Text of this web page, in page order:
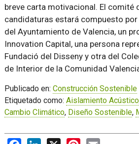
breve carta motivacional. El comité
candidaturas estará compuesto
del Ayuntamiento de Valencia, un
Innovation Capital, una persona
Fundació del Disseny y otra del
de Interior de la Comunidad
Publicado en: Construcción Sostenible
Etiquetado como: Aislamiento Acústico
Cambio Climático, Diseño Sostenible,